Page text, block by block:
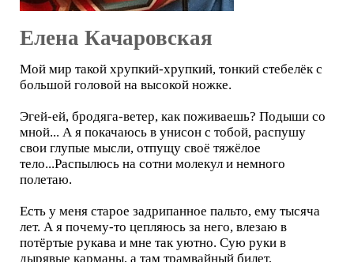
Елена Качаровская
Мой мир такой хрупкий-хрупкий, тонкий стебелёк с
большой головой на высокой ножке.
Эгей-ей, бродяга-ветер, как поживаешь? Подыши со
мной... А я покачаюсь в унисон с тобой, распушу
свои глупые мысли, отпущу своё тяжёлое
тело...Распылюсь на сотни молекул и немного
полетаю.
Есть у меня старое задрипанное пальто, ему тысяча
лет. А я почему-то цепляюсь за него, влезаю в
потёртые рукава и мне так уютно. Сую руки в
дырявые карманы, а там трамвайный билет,